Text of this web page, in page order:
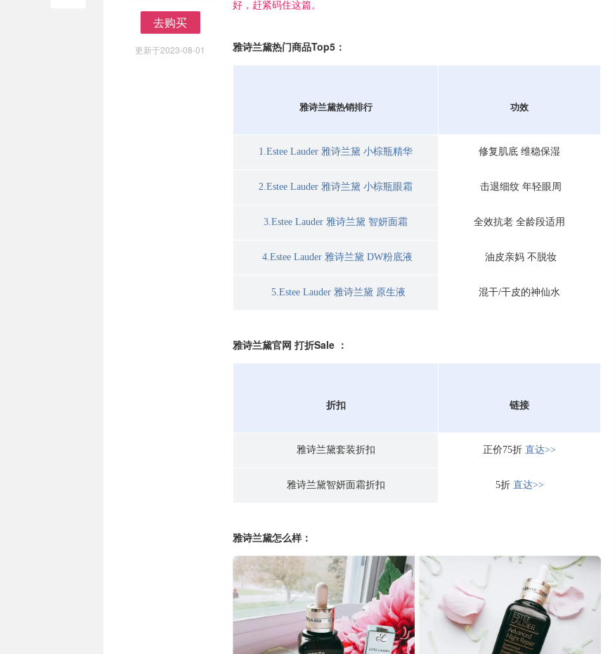
去购买
更新于2023-08-01
好，赶紧码住这篇。
雅诗兰黛热门商品Top5：
雅诗兰黛热销排行 功效
1.Estee Lauder 雅诗兰黛 小棕瓶精华 修复肌底 维稳保湿
2.Estee Lauder 雅诗兰黛 小棕瓶眼霜 击退细纹 年轻眼周
3.Estee Lauder 雅诗兰黛 智妍面霜 全效抗老 全龄段适用
4.Estee Lauder 雅诗兰黛 DW粉底液 油皮亲妈 不脱妆
5.Estee Lauder 雅诗兰黛 原生液 混干/干皮的神仙水
雅诗兰黛官网 打折Sale ：
折扣 链接
雅诗兰黛套装折扣 正价75折 直达>>
雅诗兰黛智妍面霜折扣 5折 直达>>
雅诗兰黛怎么样：